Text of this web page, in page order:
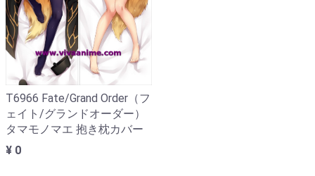
T6966 Fate/Grand Order（フ
ェイト/グランドオーダー）
タマモノマエ 抱き枕カバー
¥ 0